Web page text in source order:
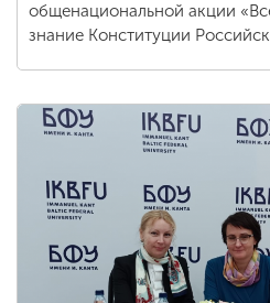
общенациональной акции
знание Конституции